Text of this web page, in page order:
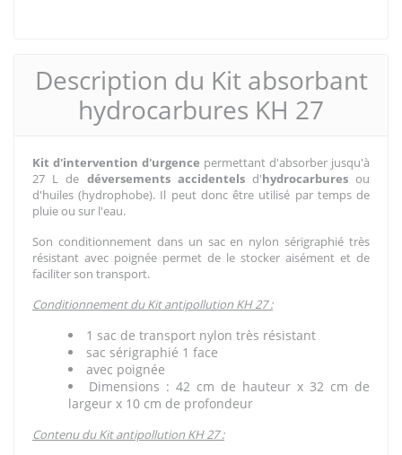
Description du Kit absorbant
hydrocarbures KH 27
Kit d'intervention d'urgence permettant d'absorber jusqu'à
27 L de déversements accidentelsd'hydrocarburesou
d'huiles (hydrophobe). Il peut donc être utilisé par temps de
pluie ou sur l'eau.
Son conditionnement dans un sac en nylon sérigraphié très
résistant avec poignée permet de le stocker aisément et de
faciliter son transport.
Conditionnement du Kit antipollution KH 27 :
1 sac de transport nylon très résistant
sac sérigraphié 1 face
avec poignée
Dimensions : 42 cm de hauteur x 32 cm de
largeur x 10 cm de profondeur
Contenu du Kit antipollution KH 27 :